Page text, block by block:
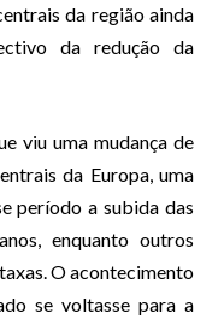
da região ainda
da redução da
viu uma mudança de
da Europa, uma
período a subida das
enquanto outros
O acontecimento
se voltasse para a